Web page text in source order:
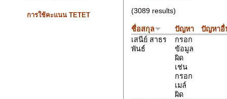
การใช้คะแนน TETET
(3089 results)
ชื่อสกุล ปัญหา
ปัญหาอื่
เสนีย์ สาธร
พันธ์
กรอก
ข้อมูล
ผิด
เช่น
กรอก
เมล์
ผิด